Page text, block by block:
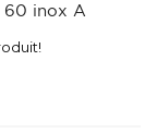
60 inox A